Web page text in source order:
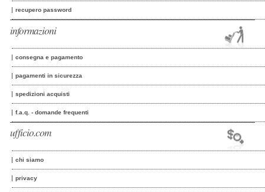
recupero password
informazioni
consegna e pagamento
pagamenti in sicurezza
spedizioni acquisti
f.a.q. - domande frequenti
ufficio.com
chi siamo
privacy